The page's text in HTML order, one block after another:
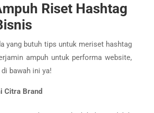
Riset Hashtag
yang butuh tips untuk meriset hashtag
ampuh untuk performa website,
bawah ini ya!
Citra Brand